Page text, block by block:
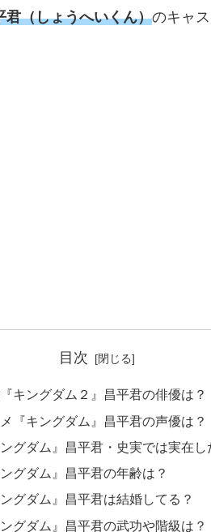
君（しょうへいくん）のキャ
目次
キングダム２』昌平君の俳優は？
『キングダム』昌平君の声優は？
ングダム』昌平君・史実では実在し
ングダム』昌平君の年齢は？
ングダム』昌平君は結婚してる？
ングダム』昌平君の武功や階級は？